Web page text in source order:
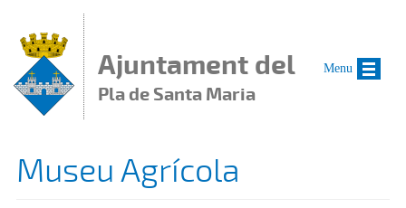
Ajuntament del
Pla de Santa Maria
Museu Agrícola
Menu